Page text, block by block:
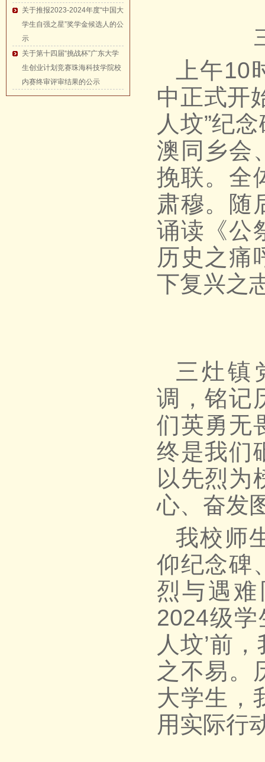
关于推报2023-2024年度“中国大
学生自强之星”奖学金候选人的公
示
关于第十四届“挑战杯”广东大学
生创业计划竞赛珠海科技学院校
内赛终审评审结果的公示
上午
中正式开
人坟”纪
澳同乡会
挽联。全
肃穆。随
诵读《公
历史之痛
下复兴之
三灶镇
调，铭记
们英勇无
终是我们
以先烈为
心、奋发
我校师
仰纪念碑
烈与遇
2024级学
人坟’前
之不易。
大学生，
用实际行